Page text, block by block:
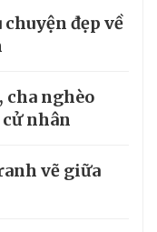
chuyện đẹp về
cha nghèo
nhân
vẽ giữa